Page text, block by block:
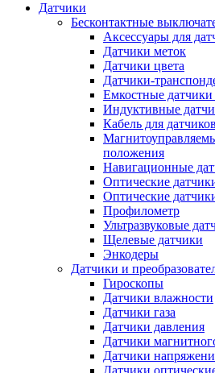
Датчики
Бесконтактные
Аксессуары для
Датчики меток
Датчики цвета
Датчики-
Емкостные
Индуктивные
Кабель для датчиков
положения
Навигационные
Оптические
Оптические
Профилометр
Ультразвуковые
Щелевые датчики
Энкодеры
Датчики и
Гироскопы
Датчики влажности
Датчики газа
Датчики давления
Датчики
Датчики
Датчики